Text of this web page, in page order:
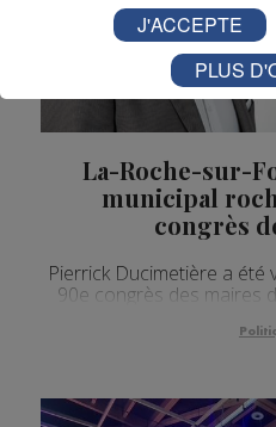
La-Roche-sur-
municipal
congrès
Pierrick Ducimetière a
90e congrès des maires
J'ACCEPTE
PLUS